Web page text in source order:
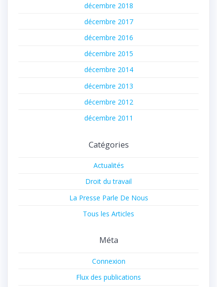
décembre 2018
décembre 2017
décembre 2016
décembre 2015
décembre 2014
décembre 2013
décembre 2012
décembre 2011
Catégories
Actualités
Droit du travail
La Presse Parle De Nous
Tous les Articles
Méta
Connexion
Flux des publications